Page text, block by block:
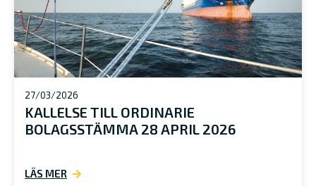
27/03/2026
KALLELSE TILL ORDINARIE
BOLAGSSTÄMMA 28 APRIL 2026
LÄS MER